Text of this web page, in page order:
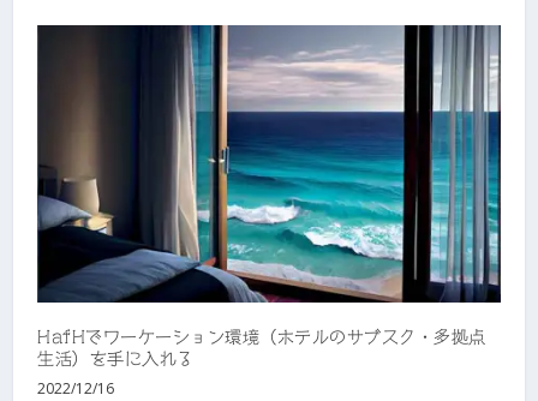
HafHでワーケーション環境（ホテルのサブスク・多拠点
生活）を手に入れる
2022/12/16